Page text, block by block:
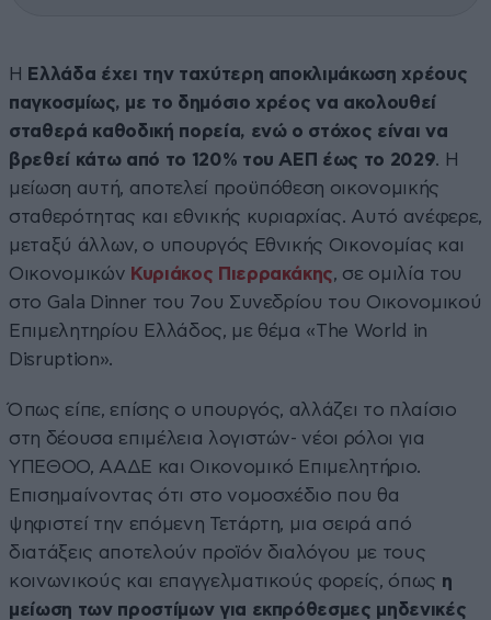
Η Ελλάδα έχει την ταχύτερη αποκλιμάκωση χρέους
παγκοσμίως, με το δημόσιο χρέος να ακολουθεί
σταθερά καθοδική πορεία, ενώ ο στόχος είναι να
βρεθεί κάτω από το 120% του ΑΕΠ έως το 2029. Η
μείωση αυτή, αποτελεί προϋπόθεση οικονομικής
σταθερότητας και εθνικής κυριαρχίας. Αυτό ανέφερε,
μεταξύ άλλων, ο υπουργός Εθνικής Οικονομίας και
Οικονομικών Κυριάκος Πιερρακάκης, σε ομιλία του
στο Gala Dinner του 7ου Συνεδρίου του Οικονομικού
Επιμελητηρίου Ελλάδος, με θέμα «The World in
Disruption».
Όπως είπε, επίσης ο υπουργός, αλλάζει το πλαίσιο
στη δέουσα επιμέλεια λογιστών- νέοι ρόλοι για
ΥΠΕΘΟΟ, ΑΑΔΕ και Οικονομικό Επιμελητήριο.
Επισημαίνοντας ότι στο νομοσχέδιο που θα
ψηφιστεί την επόμενη Τετάρτη, μια σειρά από
διατάξεις αποτελούν προϊόν διαλόγου με τους
κοινωνικούς και επαγγελματικούς φορείς, όπως η
μείωση των προστίμων για εκπρόθεσμες μηδενικές